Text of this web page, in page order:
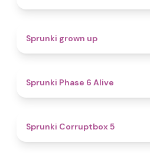
Sprunki grown up
Sprunki Phase 6 Alive
Sprunki Corruptbox 5